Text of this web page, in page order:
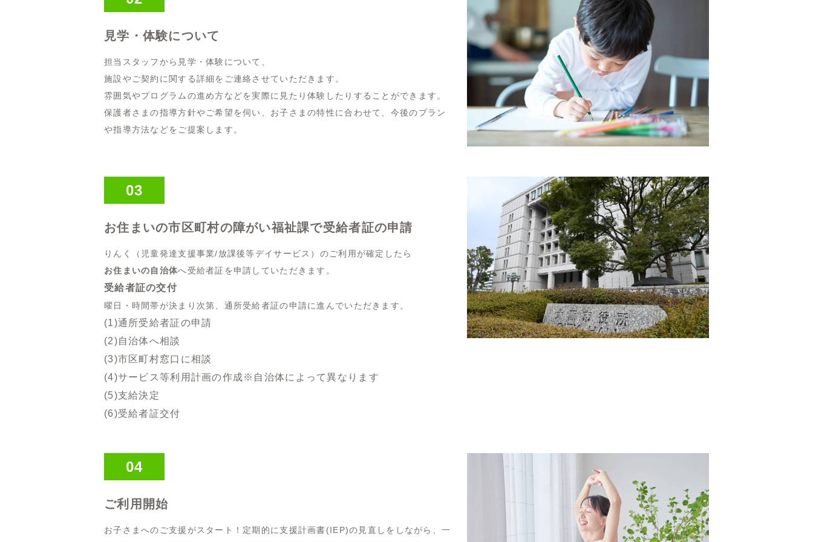
見学・体験について
担当スタッフから見学・体験について、
施設やご契約に関する詳細をご連絡させていただきます。
雰囲気やプログラムの進め方などを実際に見たり体験したりすることができます。
保護者さまの指導方針やご希望を伺い、お子さまの特性に合わせて、今後のプラン
や指導方法などをご提案します。
03
お住まいの市区町村の障がい福祉課で受給者証の申請
りんく（児童発達支援事業/放課後等デイサービス）のご利用が確定したら
お住まいの自治体へ受給者証を申請していただきます。
受給者証の交付
曜日・時間帯が決まり次第、通所受給者証の申請に進んでいただきます。
(1)通所受給者証の申請
(2)自治体へ相談
(3)市区町村窓口に相談
(4)サービス等利用計画の作成※自治体によって異なります
(5)支給決定
(6)受給者証交付
04
ご利用開始
お子さまへのご支援がスタート！定期的に支援計画書(IEP)の見直しをしながら、一